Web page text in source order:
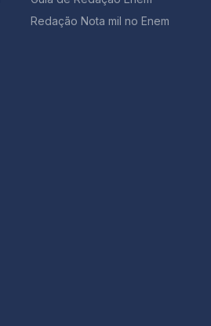
Redação Nota mil no Enem